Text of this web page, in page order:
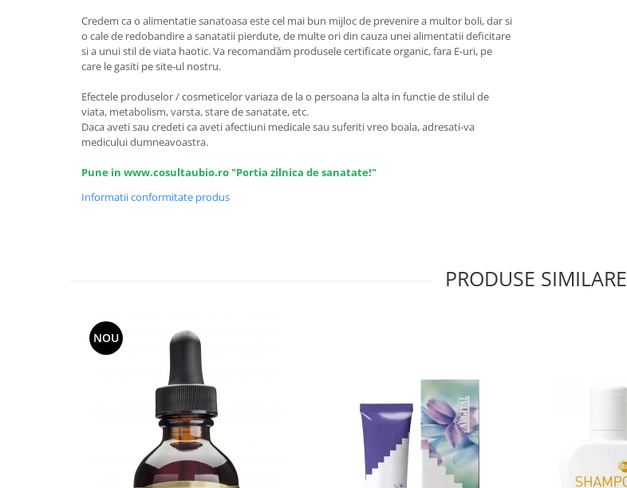
Zahar si indulcitori
Guma de mestecat bio
Seminte, fructe uscate, samburi
Mixuri, condimente si mirodenii
Specialitati si produse asiatice
Credem ca o alimentatie sanatoasa este cel mai bun mijloc de prevenire a multor boli, dar si
o cale de redobandire a sanatatii pierdute, de multe ori din cauza unei alimentatii deficitare
si a unui stil de viata haotic. Va recomandăm produsele certificate organic, fara E-uri, pe
care le gasiti pe site-ul nostru.
Efectele produselor / cosmeticelor variaza de la o persoana la alta in functie de stilul de
viata, metabolism, varsta, stare de sanatate, etc.
Daca aveti sau credeti ca aveti afectiuni medicale sau suferiti vreo boala, adresati-va
medicului dumneavoastra.
Pune in www.cosultaubio.ro "Portia zilnica de sanatate!"
Informatii conformitate produs
PRODUSE SIMILARE
NOU